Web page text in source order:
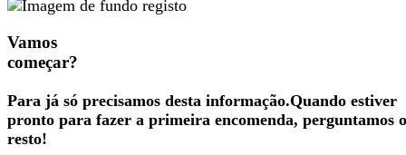
Vamos
começar?
Para já só precisamos desta informação.Quando estiver
pronto para fazer a primeira encomenda, perguntamos o
resto!